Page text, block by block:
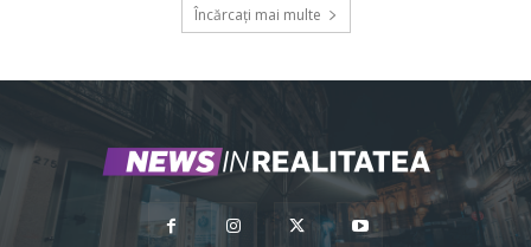
Încărcați mai multe